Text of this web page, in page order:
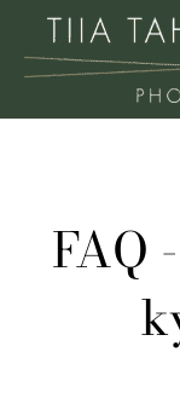
content
FAQ